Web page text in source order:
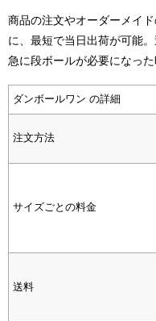
商品の注文やオーダーメイ
に、最短で当日出荷が可能
急に段ボールが必要になっ
ダンボールワン の詳細
注文方法
サイズごとの料金
送料